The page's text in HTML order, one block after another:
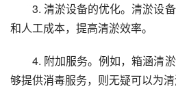
3. 清淤设备的优化。清淤设
和人工成本，提高清淤效率。
4. 附加服务。例如，箱涵清
够提供消毒服务，则无疑可以为清